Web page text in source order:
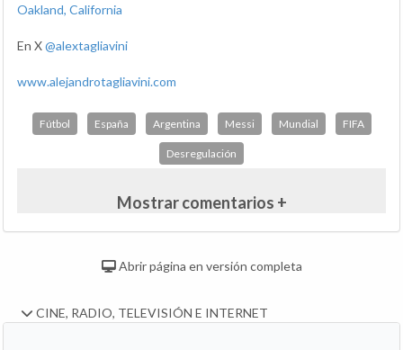
Oakland, California
En X@alextagliavini
www.alejandrotagliavini.com
Fútbol España Argentina Messi Mundial FIFA
Desregulación
Mostrar comentarios +
Abrir página en versión completa
CINE, RADIO, TELEVISIÓN E INTERNET